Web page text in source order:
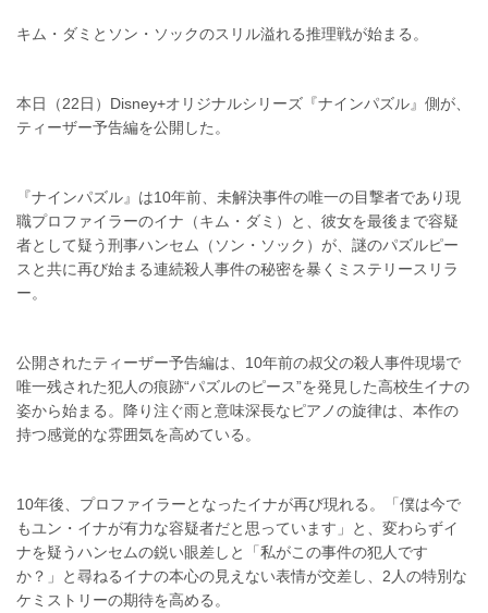
キム・ダミとソン・ソックのスリル溢れる推理戦が始まる。
本日（22日）Disney+オリジナルシリーズ『ナインパズル』側が、
ティーザー予告編を公開した。
『ナインパズル』は10年前、未解決事件の唯一の目撃者であり現
職プロファイラーのイナ（キム・ダミ）と、彼女を最後まで容疑
者として疑う刑事ハンセム（ソン・ソック）が、謎のパズルピー
スと共に再び始まる連続殺人事件の秘密を暴くミステリースリラ
ー。
公開されたティーザー予告編は、10年前の叔父の殺人事件現場で
唯一残された犯人の痕跡“パズルのピース”を発見した高校生イナの
姿から始まる。降り注ぐ雨と意味深長なピアノの旋律は、本作の
持つ感覚的な雰囲気を高めている。
10年後、プロファイラーとなったイナが再び現れる。「僕は今で
もユン・イナが有力な容疑者だと思っています」と、変わらずイ
ナを疑うハンセムの鋭い眼差しと「私がこの事件の犯人です
か？」と尋ねるイナの本心の見えない表情が交差し、2人の特別な
ケミストリーの期待を高める。